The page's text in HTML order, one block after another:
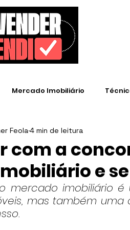
Mercado Imobiliário
com a
e
Feola 4 min de leitura
mercado imobiliário
mas também